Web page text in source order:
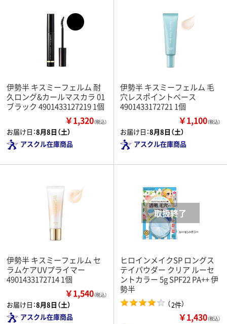
伊勢半 キスミーフェルム 耐
久ロング&カールマスカラ 01
ブラック 4901433127219 1個
￥1,320（税込）
お届け日：8月8日（土）
アスクル在庫商品
伊勢半 キスミーフェルム 毛
穴レスポイントベース
4901433172721 1個
￥1,100（税込）
お届け日：8月8日（土）
アスクル在庫商品
伊勢半 キスミーフェルム セ
ラムケアUVプライマー
4901433172714 1個
￥1,540（税込）
お届け日：8月8日（土）
アスクル在庫商品
ヒロインメイクSP ロングス
テイパウダー クリア ルーセ
ントカラー 5g SPF22 PA++ 伊
勢半
（2件）
￥1,430（税込）